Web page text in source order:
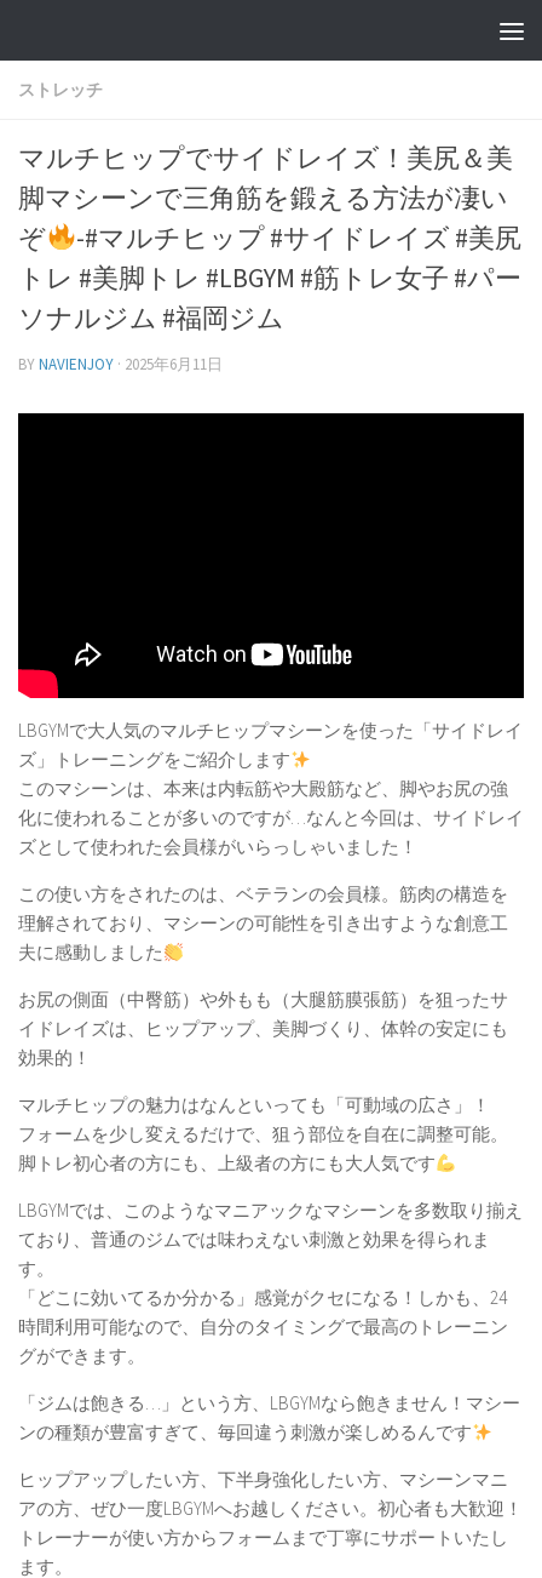
ストレッチ
マルチヒップでサイドレイズ！美尻＆美
脚マシーンで三角筋を鍛える方法が凄い
ぞ
-#マルチヒップ #サイドレイズ #美尻
トレ #美脚トレ #LBGYM #筋トレ女子 #パー
ソナルジム #福岡ジム
BYNAVIENJOY · 2025年6月11日
LBGYMで大人気のマルチヒップマシーンを使った「サイドレイ
ズ」トレーニングをご紹介します
このマシーンは、本来は内転筋や大殿筋など、脚やお尻の強
化に使われることが多いのですが…なんと今回は、サイドレイ
ズとして使われた会員様がいらっしゃいました！
この使い方をされたのは、ベテランの会員様。筋肉の構造を
理解されており、マシーンの可能性を引き出すような創意工
夫に感動しました
お尻の側面（中臀筋）や外もも（大腿筋膜張筋）を狙ったサ
イドレイズは、ヒップアップ、美脚づくり、体幹の安定にも
効果的！
マルチヒップの魅力はなんといっても「可動域の広さ」！
フォームを少し変えるだけで、狙う部位を自在に調整可能。
脚トレ初心者の方にも、上級者の方にも大人気です
LBGYMでは、このようなマニアックなマシーンを多数取り揃え
ており、普通のジムでは味わえない刺激と効果を得られま
す。
「どこに効いてるか分かる」感覚がクセになる！しかも、24
時間利用可能なので、自分のタイミングで最高のトレーニン
グができます。
「ジムは飽きる…」という方、LBGYMなら飽きません！マシー
ンの種類が豊富すぎて、毎回違う刺激が楽しめるんです
ヒップアップしたい方、下半身強化したい方、マシーンマニ
アの方、ぜひ一度LBGYMへお越しください。初心者も大歓迎！
トレーナーが使い方からフォームまで丁寧にサポートいたし
ます。